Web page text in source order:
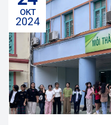
окт
2024